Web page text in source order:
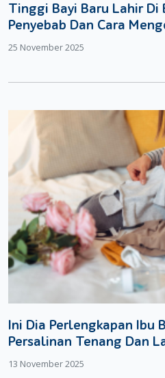
Tinggi Bayi Baru Lahir Di
Penyebab Dan Cara
25 November 2025
Ini Dia Perlengkapan Ibu
Persalinan Tenang Dan
13 November 2025